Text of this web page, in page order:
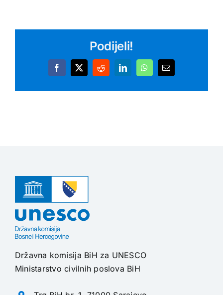
Podijeli!
Facebook
X RedditLinkedInWhatsApp
Email
Državna komisija BiH za UNESCO
Ministarstvo civilnih poslova BiH